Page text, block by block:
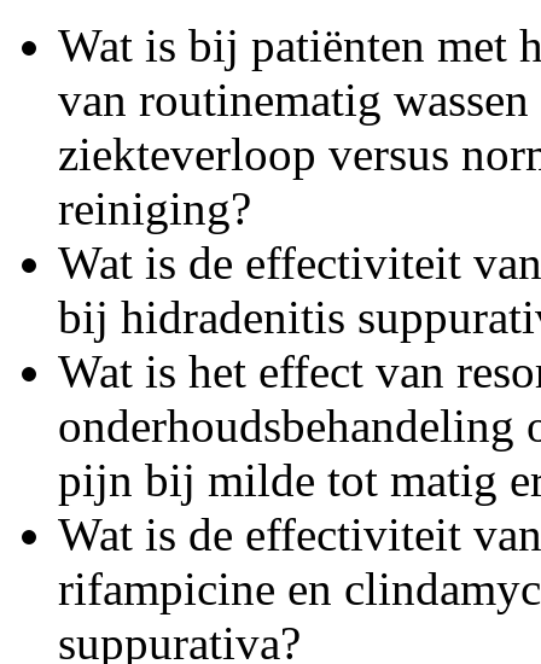
Wat is bij patiënten met
van routinematig
ziekteverloop versus
reiniging?
Wat is de effectiviteit
bij hidradenitis
Wat is het effect van
onderhoudsbehandeling
pijn bij milde tot matig
Wat is de effectiviteit
rifampicine en
suppurativa?